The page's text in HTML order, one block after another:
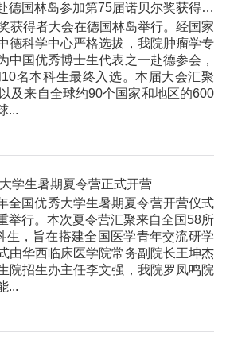
我院博士生黄晨受邀赴德国林岛参加第75届诺贝尔奖获得者大会
获得者大会在德国林岛举行。经国家
德科学中心严格选拔，我院肿瘤学专
中国优秀博士生代表之一赴德参会，
名本科生最终入选。本届大会汇聚
及来自全球约90个国家和地区的600
...
学生暑期夏令营正式开营
全国优秀大学生暑期夏令营开营仪式
举行。本次夏令营汇聚来自全国58所
生，旨在搭建全国医学青年交流研学
由华西临床医学院常务副院长王坤杰
院招生办主任李文强，我院罗凤鸣院
...